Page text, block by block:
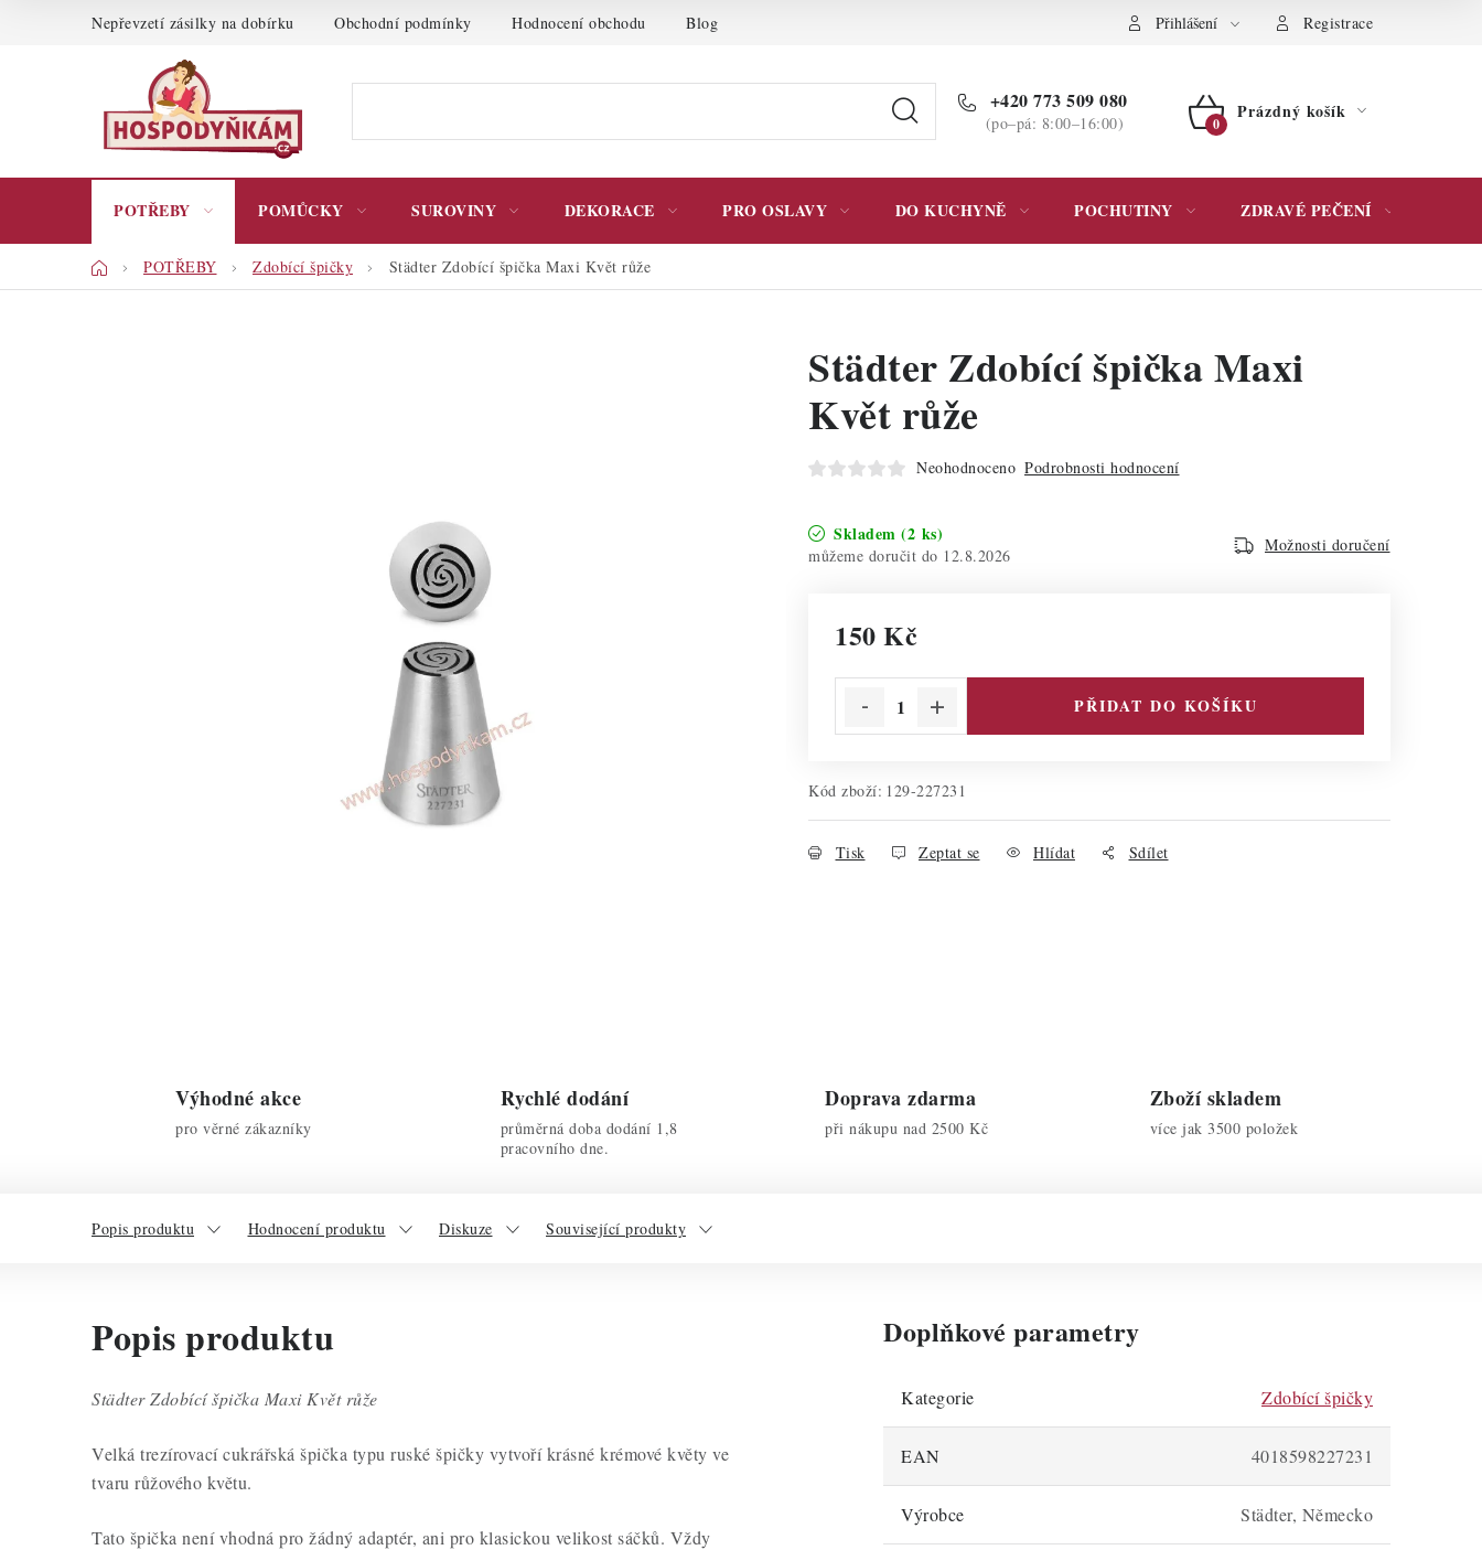
Nepřevzetí zásilky na dobírku Obchodní podmínky Hodnocení obchodu Blog Podmínky ochrany osobních údajů Přihlášení Registrace
+420 773 509 080
(po–pá: 8:00–16:00)
NÁKUPNÍ
Prázdný košík
POTŘEBY POMŮCKY SUROVINY DEKORACE PRO OSLAVY DO KUCHYNĚ POCHUTINY ZDRAVÉ PEČENÍ
DomůPOTŘEBY Zdobící špičky Städter Zdobící špička Maxi Květ růže
Städter Zdobící špička Maxi
Květ růže
Neohodnoceno Podrobnosti hodnocení
Skladem (2 ks)
12.8.2026
Možnosti doručení
150 Kč
PŘIDAT DO KOŠÍKU
Kód zboží: 129-227231
Tisk Zeptat se Hlídat Sdílet
Výhodné akce
pro věrné zákazníky
Rychlé dodání
průměrná doba dodání 1,8
pracovního dne.
Doprava zdarma
při nákupu nad 2500 Kč
Zboží skladem
více jak 3500 položek
Popis produktu Hodnocení produktu Diskuze Související produkty
Popis produktu
Städter Zdobící špička Maxi Květ růže
Velká trezírovací cukrářská špička typu ruské špičky vytvoří krásné krémové květy ve
tvaru růžového květu.
Tato špička není vhodná pro žádný adaptér, ani pro klasickou velikost sáčků. Vždy
Doplňkové parametry
Kategorie Zdobící špičky
EAN 4018598227231
Výrobce Städter, Německo